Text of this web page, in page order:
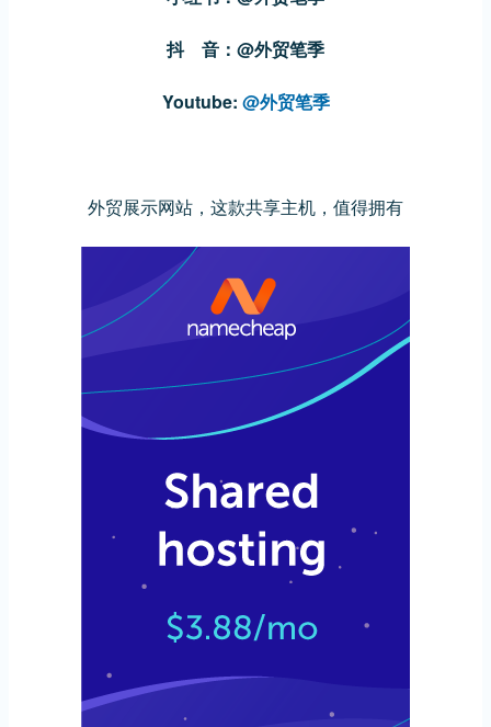
抖 音：@外贸笔季
Youtube: @外贸笔季
外贸展示网站，这款共享主机，值得拥有